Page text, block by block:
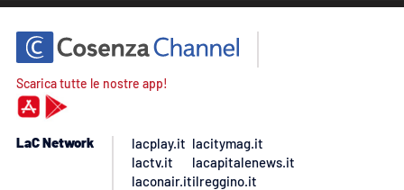
Scarica tutte le nostre app!
LaC Network
lacplay.it
lactv.it
laconair.it
lacitymag.it
lacapitalenews.it
ilreggino.it